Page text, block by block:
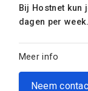
Bij Hostnet kun
dagen per week.
Meer info
Neem